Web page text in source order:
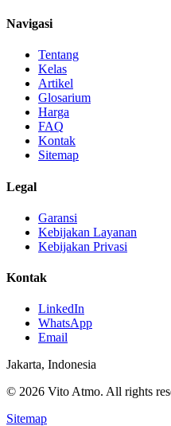
Navigasi
Tentang
Kelas
Artikel
Glosarium
Harga
FAQ
Kontak
Sitemap
Legal
Garansi
Kebijakan Layanan
Kebijakan Privasi
Kontak
LinkedIn
WhatsApp
Email
Jakarta, Indonesia
© 2026 Vito Atmo. All rights
Sitemap